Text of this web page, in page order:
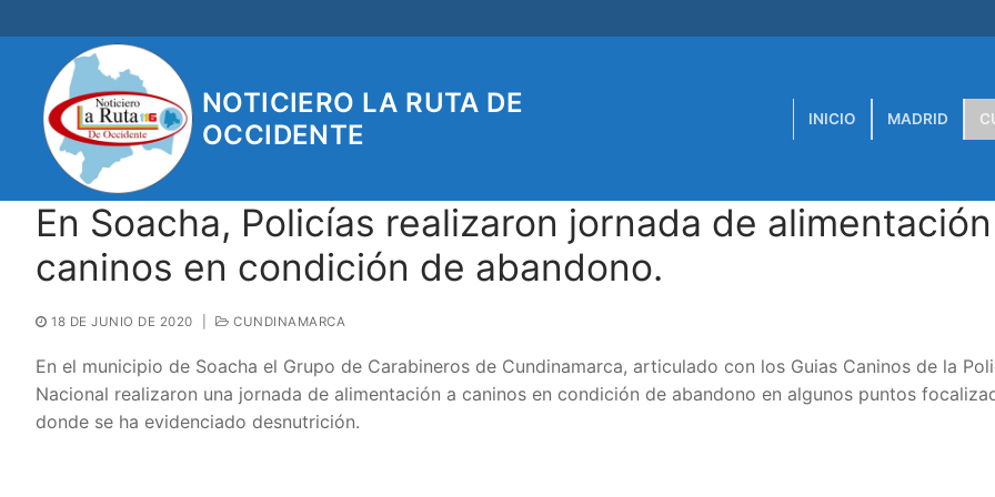
al
contenido
NOTICIERO LA RUTA DE
OCCIDENTE
INICIO MADRID
En Soacha, Policías realizaron jornada de
caninos en condición de abandono.
18 DE JUNIO DE 2020 CUNDINAMARCA
En el municipio de Soacha el Grupo de Carabineros de Cundinamarca, articulado con los Guias Caninos de la
Nacional realizaron una jornada de alimentación a caninos en condición de abandono en algunos puntos
donde se ha evidenciado desnutrición.